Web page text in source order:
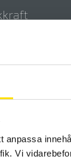
anpassa
Vi